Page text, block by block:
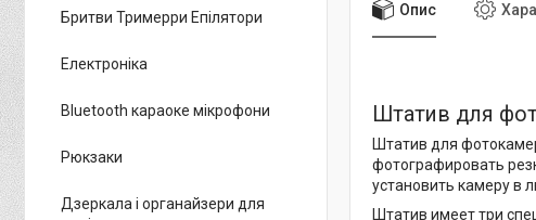
Опис
Штатив для
Штатив для
фотографировать
установить камеру в
Штатив имеет три
Бритви Тримерри Епілятори
Електроніка
Bluetooth караоке мікрофони
Рюкзаки
Дзеркала і органайзери для